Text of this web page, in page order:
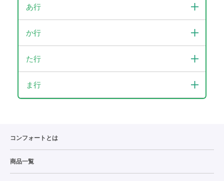
あ行
か行
た行
ま行
コンフォートとは
商品一覧